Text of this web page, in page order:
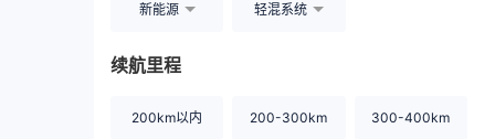
新能源 轻混系统
续航里程
200km以内 200-300km 300-400km